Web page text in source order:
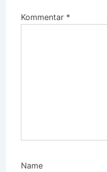
Kommentar *
Name